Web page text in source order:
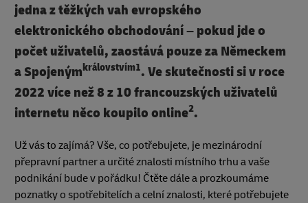
jedna z těžkých vah evropského
elektronického obchodování – pokud jde o
počet uživatelů, zaostává pouze za Německem
a Spojenýmkrálovstvím1. Ve skutečnosti si v roce
2022 více než 8 z 10 francouzských uživatelů
internetu něco koupilo online2.
Už vás to zajímá? Vše, co potřebujete, je mezinárodní
přepravní partner a určité znalosti místního trhu a vaše
podnikání bude v pořádku! Čtěte dále a prozkoumáme
poznatky o spotřebitelích a celní znalosti, které potřebujete